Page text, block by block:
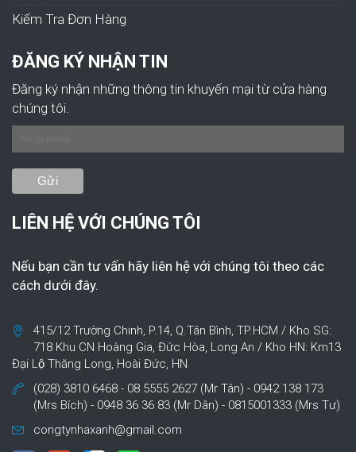
Kiếm Tra Đơn Hàng
ĐĂNG KÝ NHẬN TIN
Đăng ký nhận những thông tin khuyến mại từ cửa hàng
chúng tôi.
LIÊN HỆ VỚI CHÚNG TÔI
Nếu bạn cần tư vấn hãy liên hệ với chúng tôi theo các
cách dưới đây.
415/12 Trường Chinh, P.14, Q.Tân Bình, TP.HCM / Kho SG:
718 Khu CN Hoàng Gia, Đức Hòa, Long An / Kho HN: Km13
Đại Lộ Thăng Long, Hoài Đức, HN
(028) 3810 6468 - 08 5555 2627 (Mr Tân) - 0942 138 173
(Mrs Bích) - 0948 36 36 83 (Mr Dân) - 0815001333 (Mrs Tư)
congtynhaxanh@gmail.com